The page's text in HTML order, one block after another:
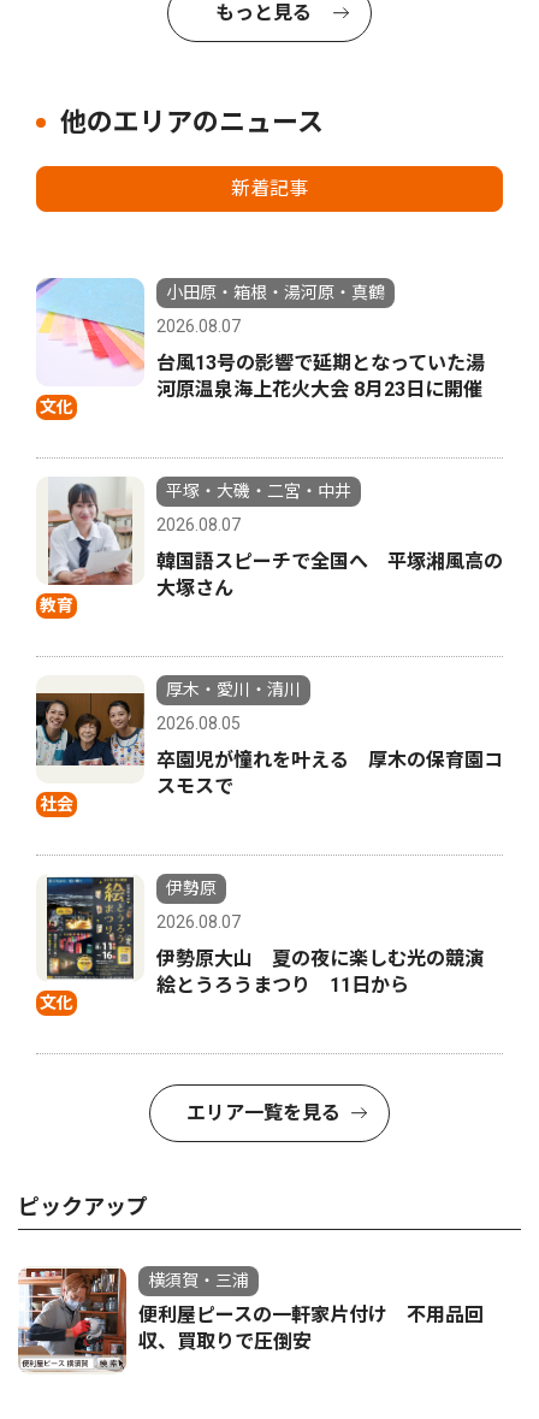
もっと見る
他のエリアのニュース
新着記事
文化
小田原・箱根・湯河原・真鶴
2026.08.07
台風13号の影響で延期となっていた湯
河原温泉海上花火大会 8月23日に開催
教育
平塚・大磯・二宮・中井
2026.08.07
韓国語スピーチで全国へ 平塚湘風高の
大塚さん
社会
厚木・愛川・清川
2026.08.05
卒園児が憧れを叶える 厚木の保育園コ
スモスで
文化
伊勢原
2026.08.07
伊勢原大山 夏の夜に楽しむ光の競演
絵とうろうまつり 11日から
エリア一覧を見る
ピックアップ
横須賀・三浦
便利屋ピースの一軒家片付け 不用品回
収、買取りで圧倒安